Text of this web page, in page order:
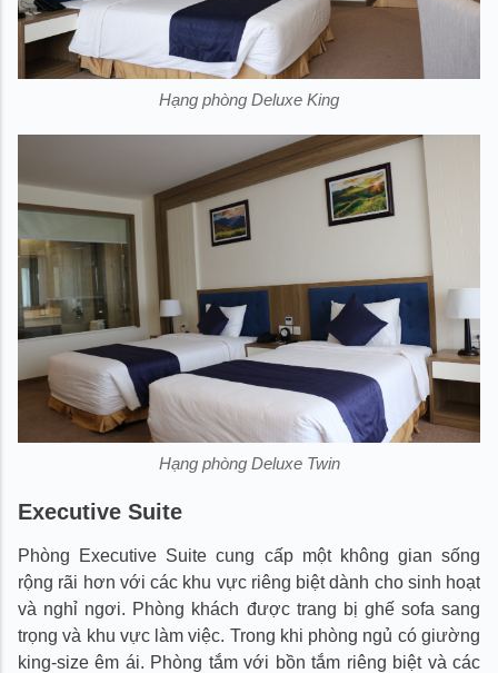
Hạng phòng Deluxe King
Hạng phòng Deluxe Twin
Executive Suite
Phòng Executive Suite cung cấp một không gian sống
rộng rãi hơn với các khu vực riêng biệt dành cho sinh hoạt
và nghỉ ngơi. Phòng khách được trang bị ghế sofa sang
trọng và khu vực làm việc. Trong khi phòng ngủ có giường
king-size êm ái. Phòng tắm với bồn tắm riêng biệt và các